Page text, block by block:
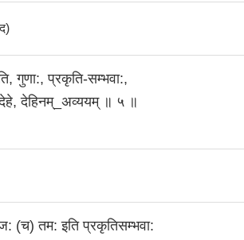
गुणा:, प्रकृति-सम्भवा:,
देहे, देहिनम्_अव्ययम्‌ ॥ ५ ॥
(च) तम: इति प्रकृतिसम्भवा: